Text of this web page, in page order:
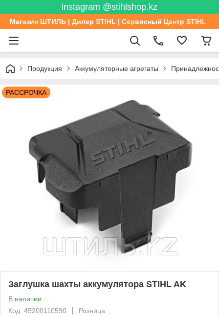
instagram @stihlshop.kz
Магазин ШТИЛЬ | Дилер STIHL | Сервисный Центр STIHL
Продукция Аккумуляторные агрегаты
РАССРОЧКА
Заглушка шахты аккумулятора STIHL AK
В наличии
Код: 45200110590
Розница